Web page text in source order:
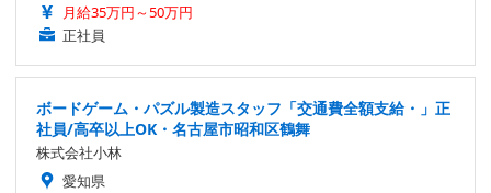
月給35万円～50万円
正社員
ボードゲーム・パズル製造スタッフ「交通費全額支給・」正
社員/高卒以上OK・名古屋市昭和区鶴舞
株式会社小林
愛知県